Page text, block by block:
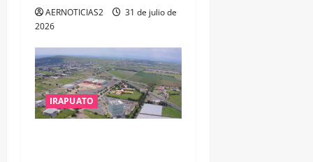
AERNOTICIAS2
31 de julio de
2026
IRAPUATO